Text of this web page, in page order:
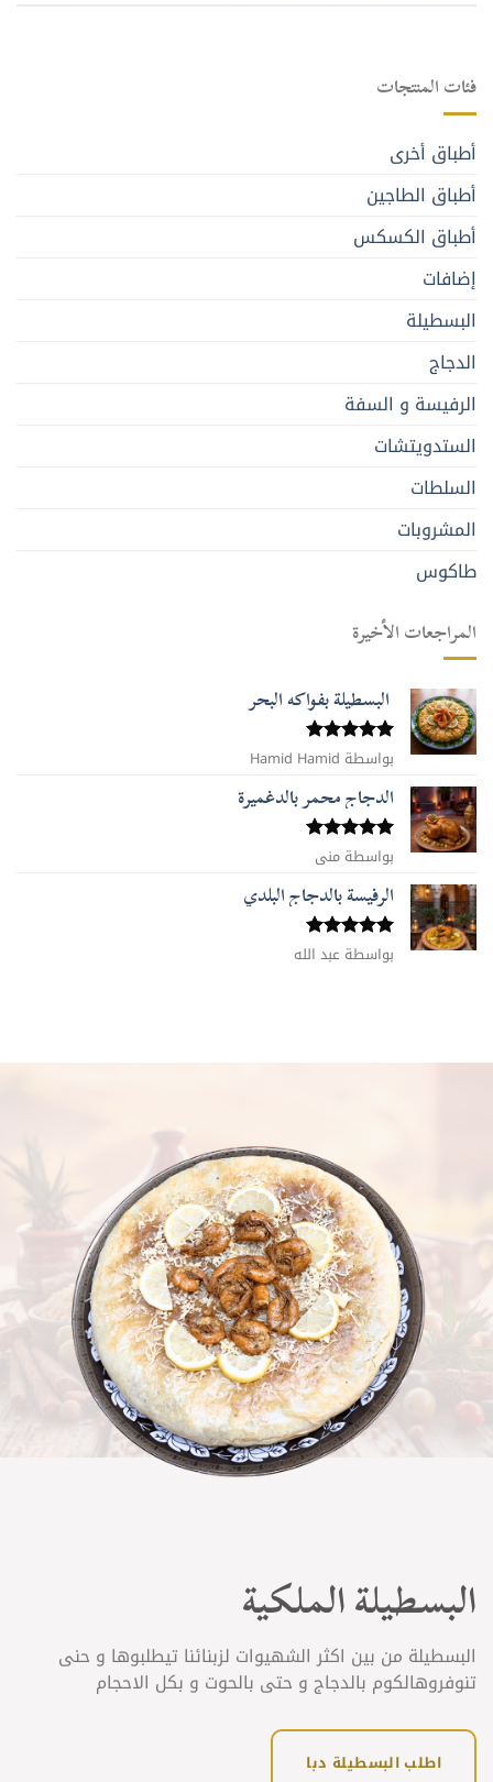
فئات المنتجات
أطباق أخرى
أطباق الطاجين
أطباق الكسكس
إضافات
البسطيلة
الدجاج
الرفيسة و السفة
الستدويتشات
السلطات
المشروبات
طاكوس
المراجعات الأخيرة
البسطيلة بفواكه البحر
تم التقييم
5من 5
بواسطة Hamid Hamid
الدجاج محمر بالدغميرة
تم التقييم
5من 5
بواسطة منى
الرفيسة بالدجاج البلدي
تم التقييم
5من 5
بواسطة عبد الله
البسطيلة الملكية
البسطيلة من بين اكثر الشهيوات لزبنائنا تيطلبوها و حنى
تنوفروهالكوم بالدجاج و حتى بالحوت و بكل الاحجام
اطلب البسطيلة دبا